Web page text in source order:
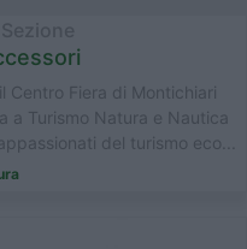
Centro Fiera di Montichiari
a Turismo Natura e Nautica
del turismo eco...